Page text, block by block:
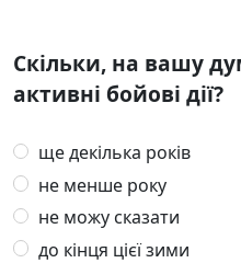
Скільки, на вашу
активні бойові дії?
ще декілька років
не менше року
не можу сказати
до кінця цієї зими